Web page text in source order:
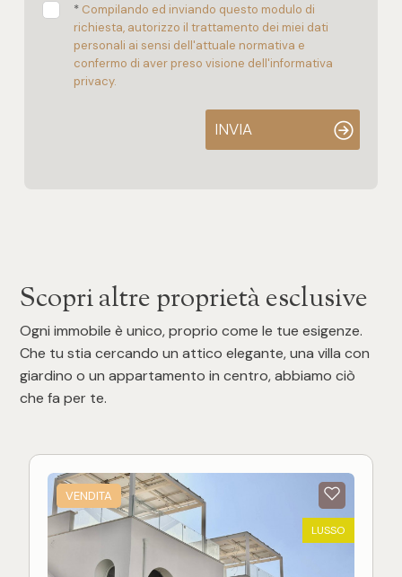
* Compilando ed inviando questo modulo di
richiesta, autorizzo il trattamento dei miei dati
personali ai sensi dell'attuale normativa e
confermo di aver preso visione dell'informativa
privacy.
INVIA
Scopri altre proprietà esclusive
Ogni immobile è unico, proprio come le tue esigenze.
Che tu stia cercando un attico elegante, una villa con
giardino o un appartamento in centro, abbiamo ciò
che fa per te.
VENDITA
LUSSO